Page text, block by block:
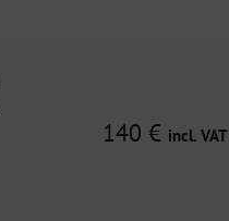
140 € incl. VAT